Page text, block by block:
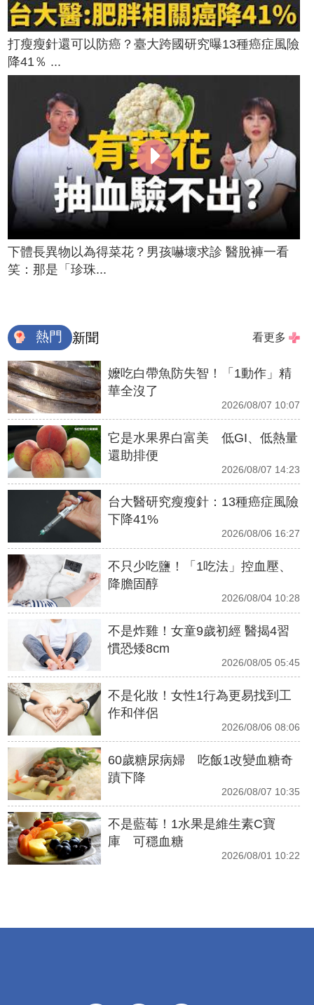
打瘦瘦針還可以防癌？臺大跨國研究曝13種癌症風險
降41％ ...
下體長異物以為得菜花？男孩嚇壞求診 醫脫褲一看
笑：那是「珍珠...
熱門 新聞 看更多
嬤吃白帶魚防失智！「1動作」精
華全沒了
2026/08/07 10:07
它是水果界白富美 低GI、低熱量
還助排便
2026/08/07 14:23
台大醫研究瘦瘦針：13種癌症風險
下降41%
2026/08/06 16:27
不只少吃鹽！「1吃法」控血壓、
降膽固醇
2026/08/04 10:28
不是炸雞！女童9歲初經 醫揭4習
慣恐矮8cm
2026/08/05 05:45
不是化妝！女性1行為更易找到工
作和伴侶
2026/08/06 08:06
60歲糖尿病婦 吃飯1改變血糖奇
蹟下降
2026/08/07 10:35
不是藍莓！1水果是維生素C寶
庫 可穩血糖
2026/08/01 10:22